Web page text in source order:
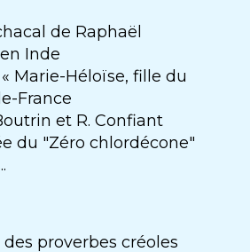
de Raphaël
Inde
Marie-Héloïse, fille du
France
et R. Confiant
du "Zéro chlordécone"
proverbes créoles